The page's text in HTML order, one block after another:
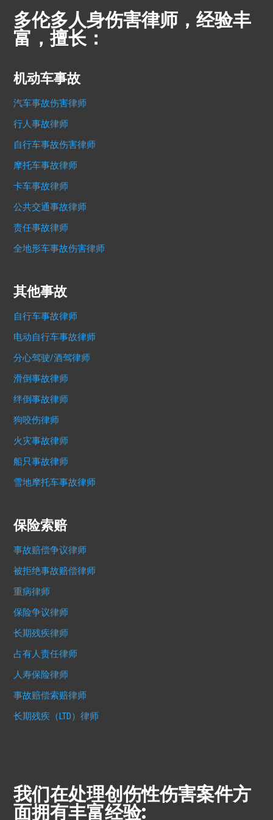
多伦多人身伤害律师，经验丰
富，擅长：
机动车事故
汽车事故伤害律师
行人事故律师
自行车事故伤害律师
摩托车事故律师
卡车事故律师
公共交通事故律师
责任事故律师
全地形车事故伤害律师
其他事故
自行车事故律师
电动自行车事故律师
分心驾驶/酒驾律师
滑倒事故律师
绊倒事故律师
狗咬伤律师
火灾事故律师
船只事故律师
雪地摩托车事故律师
保险索赔
事故赔偿争议律师
被拒绝事故赔偿律师
重病律师
保险争议律师
长期残疾律师
占有人责任律师
人寿保险律师
事故赔偿索赔律师
长期残疾（LTD）律师
我们在处理创伤性伤害案件方
面拥有丰富经验: